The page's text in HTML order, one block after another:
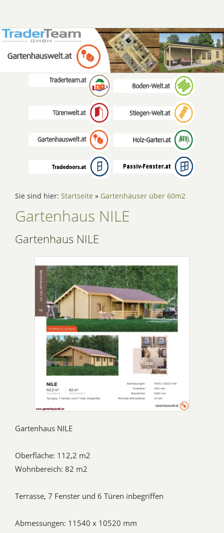
Sie sind hier: Startseite » Gartenhäuser über 60m2
Gartenhaus NILE
Gartenhaus NILE
Gartenhaus NILE
Oberfläche: 112,2 m2
Wohnbereich: 82 m2
Terrasse, 7 Fenster und 6 Türen inbegriffen
Abmessungen: 11540 x 10520 mm